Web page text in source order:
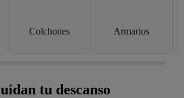
Colchones Armarios
tu descanso